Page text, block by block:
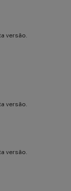
versão.
versão.
versão.